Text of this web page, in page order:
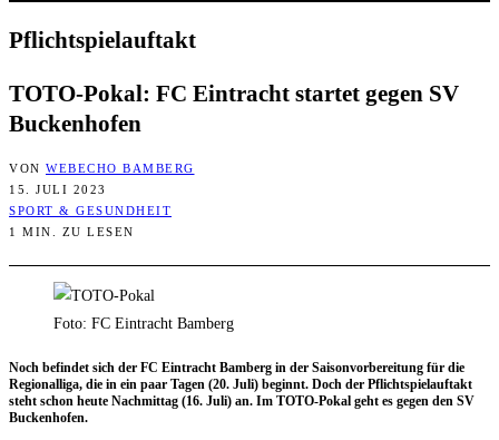
Pflicht­spiel­auf­takt
TOTO-Pokal: FC Ein­tracht star­tet gegen SV
Buckenhofen
VON WEBECHO BAMBERG
15. JULI 2023
SPORT & GESUNDHEIT
1 MIN. ZU LESEN
Foto: FC Eintracht Bamberg
Noch befin­det sich der FC Ein­tracht Bam­berg in der Sai­son­vor­be­rei­tung für die
Regio­nal­li­ga, die in ein paar Tagen (20. Juli) beginnt. Doch der Pflicht­spiel­auf­takt
steht schon heu­te Nach­mit­tag (16. Juli) an. Im TOTO-Pokal geht es gegen den SV
Buckenhofen.